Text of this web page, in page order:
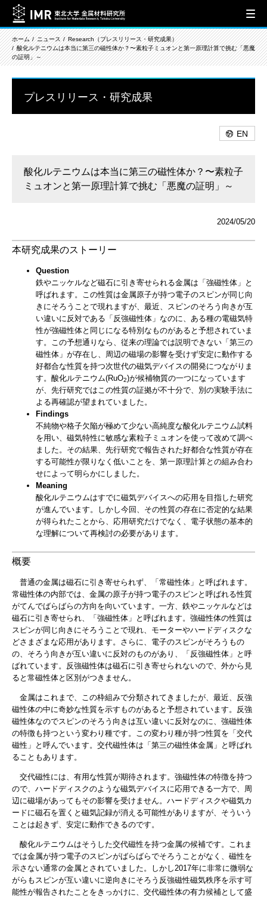
ホーム ニュース
Research（プレスリリース・研究成果）
酸化ルテニウムは本当に第三の磁性体か？〜素粒子ミュオンと第一原理計算で挑む「悪魔
の証明」～
プレスリリース・研究成果
EN
酸化ルテニウムは本当に第三の磁性体か？〜素粒子
ミュオンと第一原理計算で挑む「悪魔の証明」～
2024/05/20
本研究成果のストーリー
Question
鉄やニッケルなど磁石に引き寄せられる金属は「強磁性体」と
呼ばれます。この性質は金属原子が持つ電子のスピンが同じ向
きにそろうことで現れますが、最近、スピンのそろう向きが互
い違いに反対である「反強磁性体」なのに、ある種の電磁気特
性が強磁性体と同じになる特別なものがあると予想されていま
す。この予想通りなら、従来の理論では説明できない「第三の
磁性体」が存在し、周辺の磁場の影響を受けず安定に動作する
好都合な性質を持つ次世代の磁気デバイスの開発につながりま
す。酸化ルテニウム(RuO2)が候補物質の一つになっています
が、先行研究ではこの性質の証拠が不十分で、別の実験手法に
よる再確認が望まれていました。
Findings
不純物や格子欠陥が極めて少ない高純度な酸化ルテニウム試料
を用い、磁気特性に敏感な素粒子ミュオンを使って改めて調べ
ました。その結果、先行研究で報告された好都合な性質が存在
する可能性が限りなく低いことを、第一原理計算との組み合わ
せによって明らかにしました。
Meaning
酸化ルテニウムはすでに磁気デバイスへの応用を目指した研究
が進んでいます。しかし今回、その性質の存在に否定的な結果
が得られたことから、応用研究だけでなく、電子状態の基本的
な理解について再検討の必要があります。
概要
普通の金属は磁石に引き寄せられず、「常磁性体」と呼ばれます。
常磁性体の内部では、金属の原子が持つ電子のスピンと呼ばれる性質
がてんでばらばらの方向を向いています。一方、鉄やニッケルなどは
磁石に引き寄せられ、「強磁性体」と呼ばれます。強磁性体の性質は
スピンが同じ向きにそろうことで現れ、モーターやハードディスクな
どさまざまな応用があります。さらに、電子のスピンがそろうもの
の、そろう向きが互い違いに反対のものがあり、「反強磁性体」と呼
ばれています。反強磁性体は磁石に引き寄せられないので、外から見
ると常磁性体と区別がつきません。
金属はこれまで、この枠組みで分類されてきましたが、最近、反強
磁性体の中に奇妙な性質を示すものがあると予想されています。反強
磁性体なのでスピンのそろう向きは互い違いに反対なのに、強磁性体
の特徴も持つという変わり種です。この変わり種が持つ性質を「交代
磁性」と呼んでいます。交代磁性体は「第三の磁性体金属」と呼ばれ
ることもあります。
交代磁性には、有用な性質が期待されます。強磁性体の特徴を持つ
ので、ハードディスクのような磁気デバイスに応用できる一方で、周
辺に磁場があってもその影響を受けません。ハードディスクや磁気カ
ードに磁石を置くと磁気記録が消える可能性がありますが、そういう
ことは起きず、安定に動作できるのです。
酸化ルテニウムはそうした交代磁性を持つ金属の候補です。これま
では金属が持つ電子のスピンがばらばらでそろうことがなく、磁性を
示さない通常の金属とされていました。しかし2017年に非常に微弱な
がらもスピンが互い違いに逆向きにそろう反強磁性磁気秩序を示す可
能性が報告されたことをきっかけに、交代磁性体の有力候補として盛